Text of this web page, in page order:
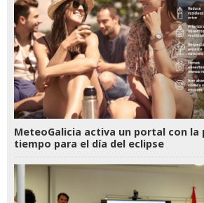
MeteoGalicia activa un portal con la
tiempo para el día del eclipse